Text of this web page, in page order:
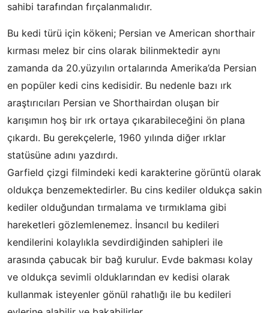
sahibi tarafından fırçalanmalıdır.
Bu kedi türü için kökeni; Persian ve American shorthair
kırması melez bir cins olarak bilinmektedir aynı
zamanda da 20.yüzyılın ortalarında Amerika’da Persian
en popüler kedi cins kedisidir. Bu nedenle bazı ırk
araştırıcıları Persian ve Shorthairdan oluşan bir
karışımın hoş bir ırk ortaya çıkarabileceğini ön plana
çıkardı. Bu gerekçelerle, 1960 yılında diğer ırklar
statüsüne adını yazdırdı.
Garfield çizgi filmindeki kedi karakterine görüntü olarak
oldukça benzemektedirler. Bu cins kediler oldukça sakin
kediler olduğundan tırmalama ve tırmıklama gibi
hareketleri gözlemlenemez. İnsancıl bu kedileri
kendilerini kolaylıkla sevdirdiğinden sahipleri ile
arasında çabucak bir bağ kurulur. Evde bakması kolay
ve oldukça sevimli olduklarından ev kedisi olarak
kullanmak isteyenler gönül rahatlığı ile bu kedileri